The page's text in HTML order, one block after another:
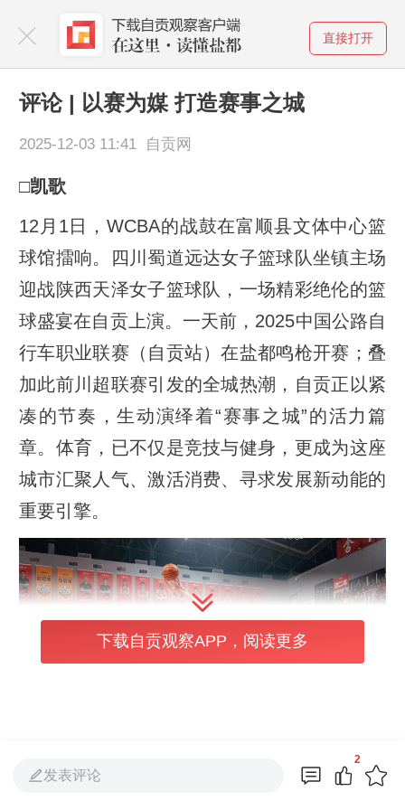
直接打开
评论 | 以赛为媒 打造赛事之城
2025-12-03 11:41 自贡网
□凯歌
12月1日，WCBA的战鼓在富顺县文体中心篮
球馆擂响。四川蜀道远达女子篮球队坐镇主场
迎战陕西天泽女子篮球队，一场精彩绝伦的篮
球盛宴在自贡上演。一天前，2025中国公路自
行车职业联赛（自贡站）在盐都鸣枪开赛；叠
加此前川超联赛引发的全城热潮，自贡正以紧
凑的节奏，生动演绎着“赛事之城”的活力篇
章。体育，已不仅是竞技与健身，更成为这座
城市汇聚人气、激活消费、寻求发展新动能的
重要引擎。
纵观各地，以赛兴城、以赛促产并非新鲜话
下载自贡观察APP，阅读更多
发表评论
2